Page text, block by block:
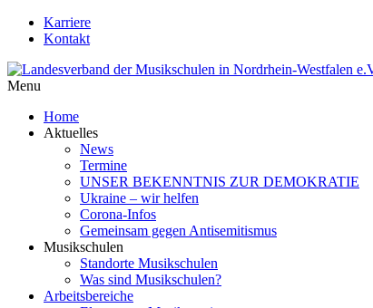
Karriere
Kontakt
Menu
Home
Aktuelles
News
Termine
UNSER BEKENNTNIS ZUR DEMOKRATIE
Ukraine – wir helfen
Corona-Infos
Gemeinsam gegen Antisemitismus
Musikschulen
Standorte Musikschulen
Was sind Musikschulen?
Arbeitsbereiche